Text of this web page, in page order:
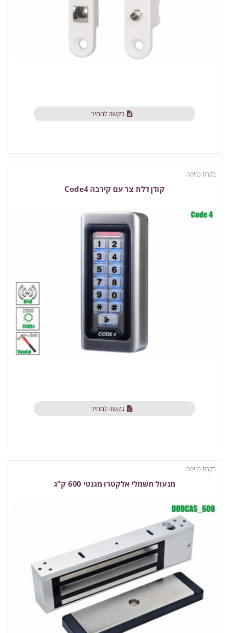
בקשה למחיר
בקרת כניסה
קודן דלת צר עם קירבה Code4
בקשה למחיר
בקרת כניסה
מנעול חשמלי אלקטרו מגנטי 600 ק”ג